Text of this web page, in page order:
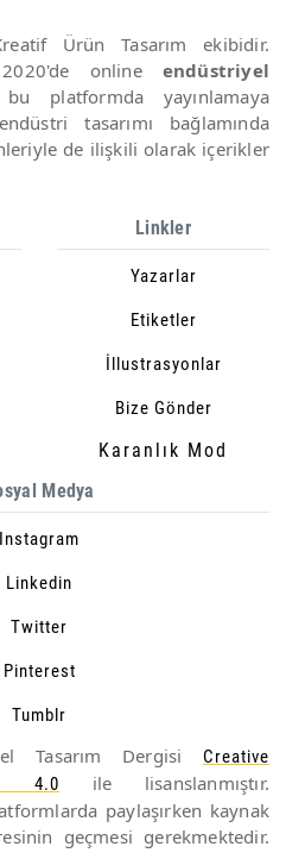
Ürün Tasarım ekibidir.
online endüstriyel
bu platformda yayınlamaya
tasarımı bağlamında
de ilişkili olarak içerikler
Linkler
Yazarlar
Etiketler
İllustrasyonlar
Bize Gönder
Karanlık Mod
Medya
Instagram
Linkedin
Twitter
Pinterest
Tumblr
Tasarım Dergisi
Creative
4.0
ile lisanslanmıştır.
paylaşırken kaynak
geçmesi gerekmektedir.